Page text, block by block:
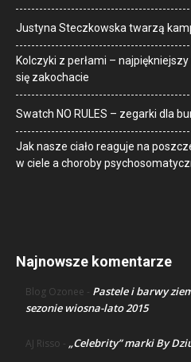
Justyna Steczkowska twarzą
Kolczyki z perłami –
się zakochacie
Swatch NO RULES – zegarki dla
Jak nasze ciało reaguje na
w ciele a choroby
Najnowsze komentarze
Blog Ozonee - Pastele i barwy
sezonie wiosna-lato 2015
AJ Risso - „Celebrity” marki By